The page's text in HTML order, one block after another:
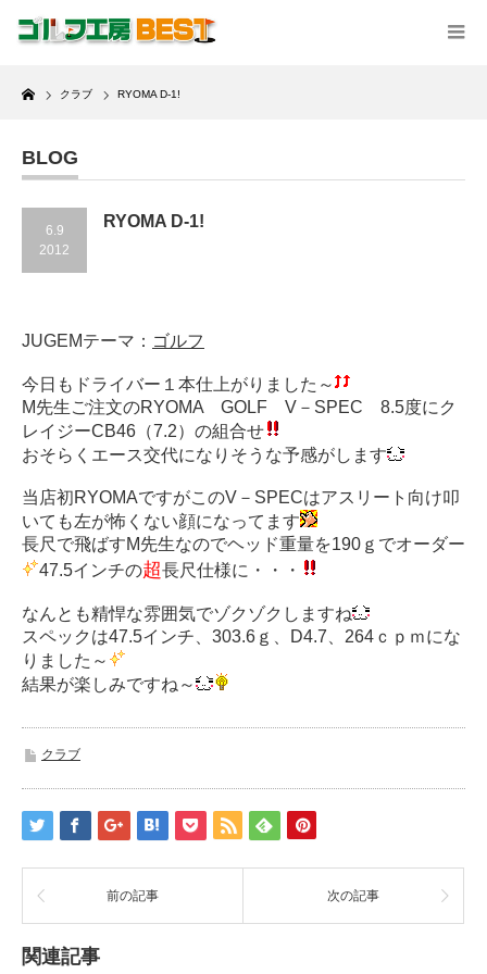
Home
クラブ RYOMA D-1!
BLOG
6.9
2012
RYOMA D-1!
JUGEMテーマ： ゴルフ
今日もドライバー１本仕上がりました～
M先生ご注文のRYOMA GOLF V－SPEC 8.5度にク
レイジーCB46（7.2）の組合せ
おそらくエース交代になりそうな予感がします
当店初RYOMAですがこのV－SPECはアスリート向け叩
いても左が怖くない顔になってます
長尺で飛ばすM先生なのでヘッド重量を190ｇでオーダー
47.5インチの超長尺仕様に・・・
なんとも精悍な雰囲気でゾクゾクしますね
スペックは47.5インチ、303.6ｇ、D4.7、264ｃｐｍにな
りました～
結果が楽しみですね～
クラブ
前の記事 次の記事
関連記事